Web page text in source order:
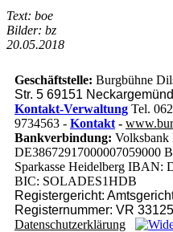
Text: boe
Bilder: bz
20.05.2018
Geschäftstelle: Burgbühne
Str. 5 69151
Kontakt-Verwaltung Tel.
9734563 - Kontakt -
Bankverbindung:
DE38672917000007059000
Sparkasse Heidelberg IBAN:
BIC: SOLADES1HDB
Registergericht:
Registernummer: VR
Datenschutzerklärung